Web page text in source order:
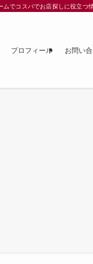
でコスパでお店探しに役立つ
プロフィール お問い